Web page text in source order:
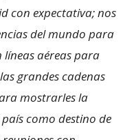
con expectativa; nos
del mundo para
aéreas para
grandes cadenas
mostrarles la
como destino de